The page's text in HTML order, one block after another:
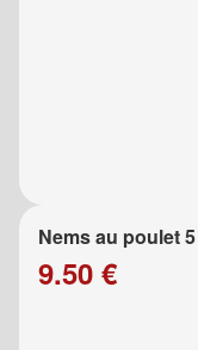
Nems au poulet
9.50 €